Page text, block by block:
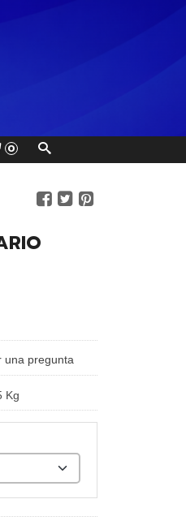
0
una pregunta
Kg